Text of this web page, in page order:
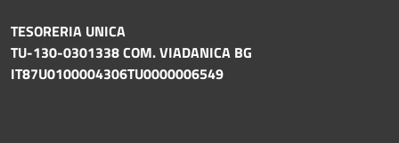
TESORERIA UNICA
TU-130-0301338 COM. VIADANICA BG
IT87U0100004306TU0000006549